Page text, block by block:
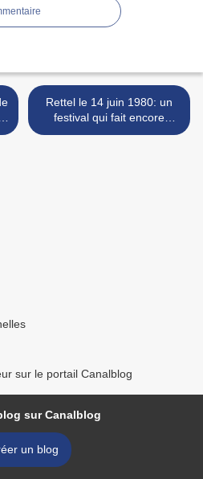
Rettel le 14 juin 1980: un
festival qui fait encore
couler de l'encre 40 ans
sur le portail Canalblog
sur Canalblog
un blog